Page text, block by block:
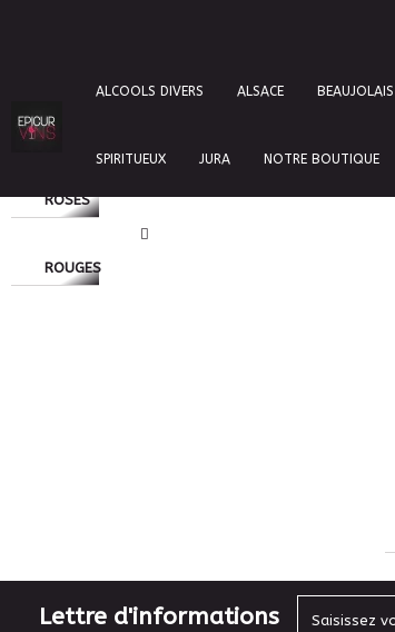
ALCOOLS DIVERS ALSACE BEAUJOLAIS
SPIRITUEUX JURA NOTRE BOUTIQUE
BLANCS
ROSES
ROUGES
Lettre d'informations